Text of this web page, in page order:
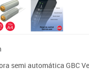
semi automática GBC